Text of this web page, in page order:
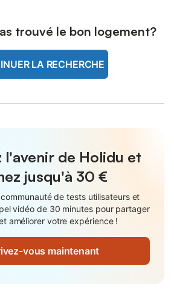
trouvé le bon logement?
LA RECHERCHE
l'avenir de Holidu et
jusqu'à 30 €
de tests utilisateurs et
vidéo de 30 minutes pour partager
améliorer votre expérience !
vous maintenant